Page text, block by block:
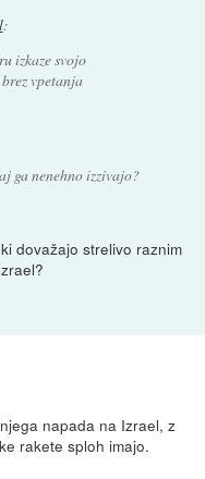
:
izkaze svojo
vpetanja
ga nenehno izzivajo?
dovažajo strelivo raznim
napada na Izrael, z
rakete sploh imajo.